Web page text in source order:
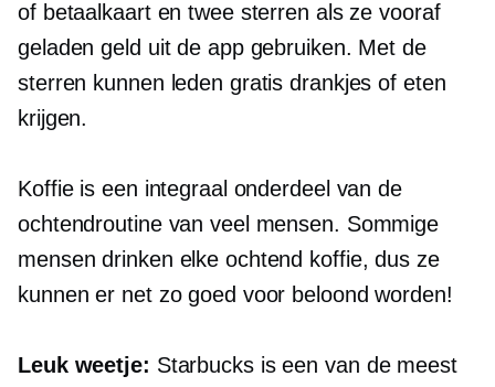
of betaalkaart en twee sterren als ze vooraf
geladen geld uit de app gebruiken. Met de
sterren kunnen leden gratis drankjes of eten
krijgen.
Koffie is een integraal onderdeel van de
ochtendroutine van veel mensen. Sommige
mensen drinken elke ochtend koffie, dus ze
kunnen er net zo goed voor beloond worden!
Leuk weetje: Starbucks is een van de meest